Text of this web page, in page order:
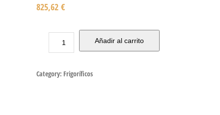
825,62 €
Añadir al carrito
Category: Frigoríficos